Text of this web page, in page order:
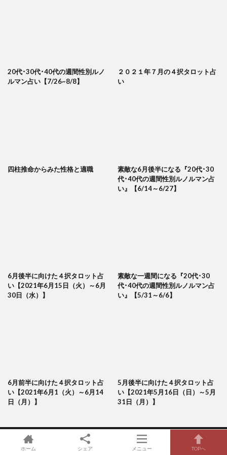
20代･30代･40代の週間性別ルノ
ルマン占い【7/26~8/8】
２０２１年７月の４択タロット占
い
四柱推命からみた性格と適職
素敵な6月後半になる『20代･30
代･40代の週間性別ルノルマン占
い』【6/14～6/27】
6月後半に向けた４択タロット占
い【2021年6月15日（火）～6月
30日（水）】
素敵な一週間になる『20代･30
代･40代の週間性別ルノルマン占
い』【5/31～6/6】
6月前半に向けた４択タロット占
い【2021年6月1（火）～6月14
日（月）】
5月後半に向けた４択タロット占
い【2021年5月16日（日）～5月
31日（月）】
当サイトについて ライター一覧
ホーム シェア メニュー TOPへ